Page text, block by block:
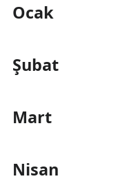
Ocak
Şubat
Mart
Nisan